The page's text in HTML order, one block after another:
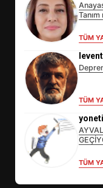
Tanım
TÜM
TÜM
TÜM